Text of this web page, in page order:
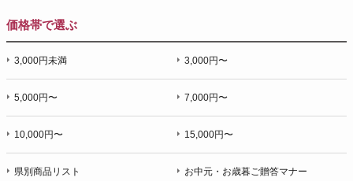
価格帯で選ぶ
3,000円未満 3,000円〜
5,000円〜 7,000円〜
10,000円〜 15,000円〜
県別商品リスト お中元・お歳暮ご贈答マナー